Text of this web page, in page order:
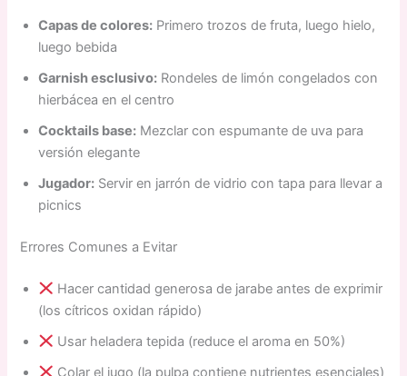
Capas de colores: Primero trozos de fruta, luego hielo,
luego bebida
Garnish esclusivo: Rondeles de limón congelados con
hierbácea en el centro
Cocktails base: Mezclar con espumante de uva para
versión elegante
Jugador: Servir en jarrón de vidrio con tapa para llevar a
picnics
Errores Comunes a Evitar
Hacer cantidad generosa de jarabe antes de exprimir
(los cítricos oxidan rápido)
Usar heladera tepida (reduce el aroma en 50%)
Colar el jugo (la pulpa contiene nutrientes esenciales)